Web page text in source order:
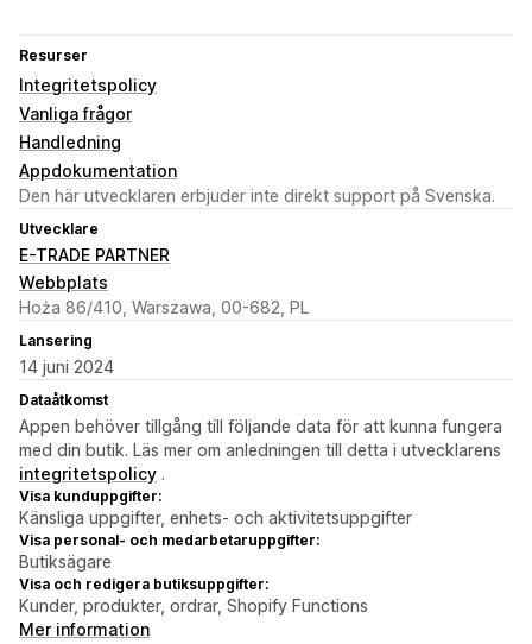
Resurser
Integritetspolicy
Vanliga frågor
Handledning
Appdokumentation
Den här utvecklaren erbjuder inte direkt support på Svenska.
Utvecklare
E-TRADE PARTNER
Webbplats
Hoża 86/410, Warszawa, 00-682, PL
Lansering
14 juni 2024
Dataåtkomst
Appen behöver tillgång till följande data för att kunna fungera
med din butik. Läs mer om anledningen till detta i utvecklarens
integritetspolicy .
Visa kunduppgifter:
Känsliga uppgifter, enhets- och aktivitetsuppgifter
Visa personal- och medarbetaruppgifter:
Butiksägare
Visa och redigera butiksuppgifter:
Kunder, produkter, ordrar, Shopify Functions
Mer information